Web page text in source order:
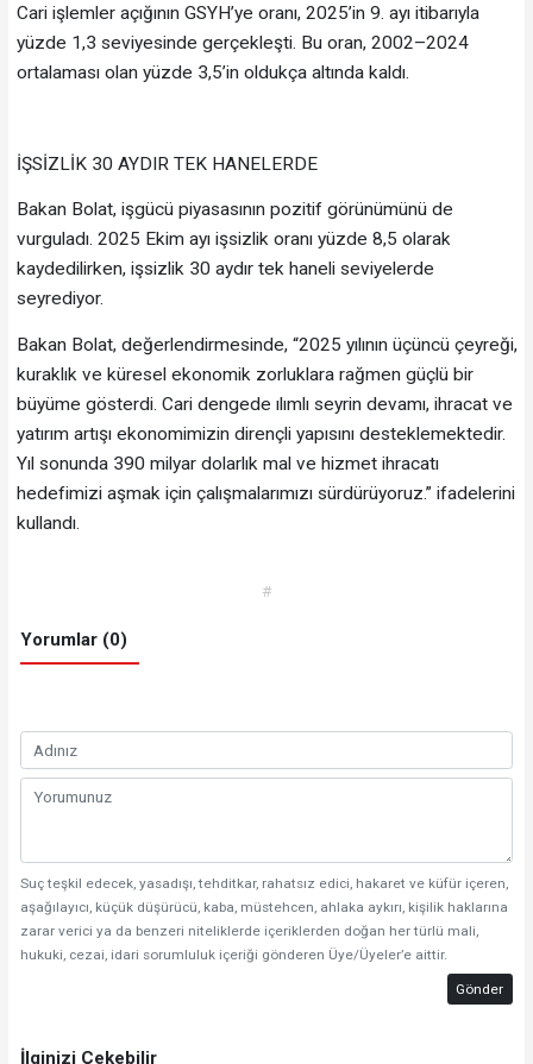
Cari işlemler açığının GSYH’ye oranı, 2025’in 9. ayı itibarıyla
yüzde 1,3 seviyesinde gerçekleşti. Bu oran, 2002–2024
ortalaması olan yüzde 3,5’in oldukça altında kaldı.
İŞSİZLİK 30 AYDIR TEK HANELERDE
Bakan Bolat, işgücü piyasasının pozitif görünümünü de
vurguladı. 2025 Ekim ayı işsizlik oranı yüzde 8,5 olarak
kaydedilirken, işsizlik 30 aydır tek haneli seviyelerde
seyrediyor.
Bakan Bolat, değerlendirmesinde, “2025 yılının üçüncü çeyreği,
kuraklık ve küresel ekonomik zorluklara rağmen güçlü bir
büyüme gösterdi. Cari dengede ılımlı seyrin devamı, ihracat ve
yatırım artışı ekonomimizin dirençli yapısını desteklemektedir.
Yıl sonunda 390 milyar dolarlık mal ve hizmet ihracatı
hedefimizi aşmak için çalışmalarımızı sürdürüyoruz.” ifadelerini
kullandı.
#
Yorumlar (0)
Suç teşkil edecek, yasadışı, tehditkar, rahatsız edici, hakaret ve küfür içeren,
aşağılayıcı, küçük düşürücü, kaba, müstehcen, ahlaka aykırı, kişilik haklarına
zarar verici ya da benzeri niteliklerde içeriklerden doğan her türlü mali,
hukuki, cezai, idari sorumluluk içeriği gönderen Üye/Üyeler’e aittir.
Gönder
İlginizi Çekebilir